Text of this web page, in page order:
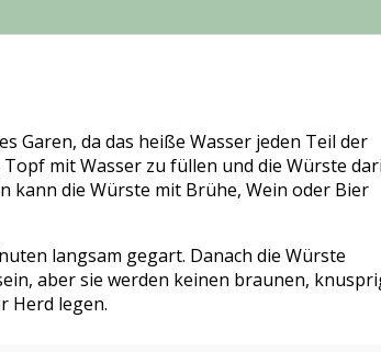
Garen, da das heiße Wasser jeden Teil der
mit Wasser zu füllen und die Würste
kann die Würste mit Brühe, Wein oder Bier
langsam gegart. Danach die Würste
aber sie werden keinen braunen,
Herd legen.